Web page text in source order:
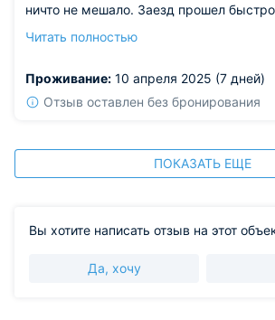
ничто не мешало. Заезд прошел
кто-то есть — удобно при
свежей прошивкой.
Читать полностью
Проживание: 10 апреля 2025 (7 дней)
Отзыв оставлен без бронирования
ПОКАЗАТЬ ЕЩЕ
Вы хотите написать отзыв на этот
Да, хочу